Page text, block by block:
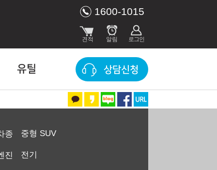
1600-1015
유틸 상담신청
종 중형 SUV
진 전기